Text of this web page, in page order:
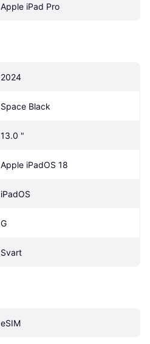
Apple iPad Pro
2024
Space Black
13.0 "
Apple iPadOS 18
iPadOS
G
Svart
eSIM